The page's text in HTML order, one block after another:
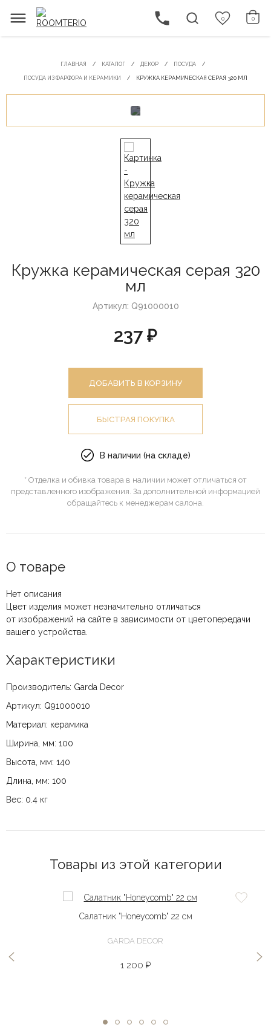
0 0
ГЛАВНАЯ КАТАЛОГ ДЕКОР ПОСУДА
ПОСУДА ИЗ ФАРФОРА И КЕРАМИКИ КРУЖКА КЕРАМИЧЕСКАЯ СЕРАЯ 320 МЛ
Кружка керамическая серая 320
мл
Артикул: Q91000010
237 ₽
ДОБАВИТЬ В КОРЗИНУ
БЫСТРАЯ ПОКУПКА
В наличии (на складе)
* Отделка и обивка товара в наличии может отличаться от
представленного изображения. За дополнительной информацией
обращайтесь к менеджерам салона.
О товаре
Нет описания
Цвет изделия может незначительно отличаться
от изображений на сайте в зависимости от цветопередачи
вашего устройства.
Характеристики
Производитель: Garda Decor
Артикул: Q91000010
Материал: керамика
Ширина, мм: 100
Высота, мм: 140
Длина, мм: 100
Вес: 0.4 кг
Товары из этой категории
Салатник "Honeycomb" 22 см
GARDA DECOR
1 200 ₽